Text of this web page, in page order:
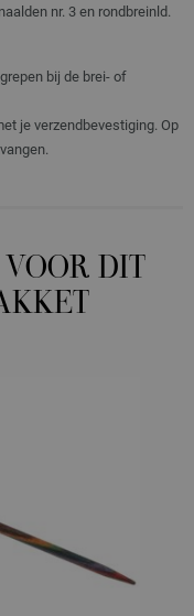
nr. 3 en rondbreinld.
bij de brei- of
je verzendbevestiging. Op
DIT